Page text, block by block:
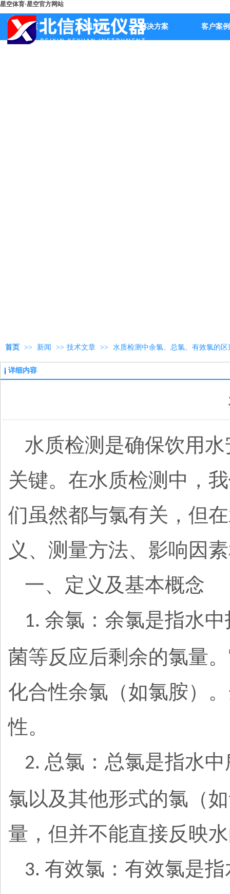
星空体育·星空官方网站
首页 公司产品 解决方案 客户案例
首页 >> 新闻 >> 技术文章 >> 水质检测中余氯、总氯、有效氯的区
详细内容
水质检测是确保饮用
关键。在水质检测中，
们虽然都与氯有关，但
义、测量方法、影响因
一、定义及基本概念
1. 余氯：余氯是指水
菌等反应后剩余的氯量
化合性余氯（如氯胺）
性。
2. 总氯：总氯是指水
氯以及其他形式的氯（
量，但并不能直接反映
3. 有效氯：有效氯是